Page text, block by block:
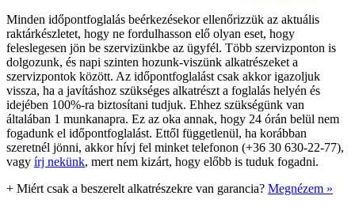
Minden időpontfoglalás beérkezésekor ellenőrizzük az aktuális
raktárkészletet, hogy ne fordulhasson elő olyan eset, hogy
feleslegesen jön be szervizünkbe az ügyfél. Több szervizponton is
dolgozunk, és napi szinten hozunk-viszünk alkatrészeket a
szervizpontok között. Az időpontfoglalást csak akkor igazoljuk
vissza, ha a javításhoz szükséges alkatrészt a foglalás helyén és
idejében 100%-ra biztosítani tudjuk. Ehhez szükségünk van
általában 1 munkanapra. Ez az oka annak, hogy 24 órán belül nem
fogadunk el időpontfoglalást. Ettől függetlenül, ha korábban
szeretnél jönni, akkor hívj fel minket telefonon (+36 30 630-22-77),
vagy írj nekünk, mert nem kizárt, hogy előbb is tuduk fogadni.
+ Miért csak a beszerelt alkatrészekre van garancia? Megnézem »